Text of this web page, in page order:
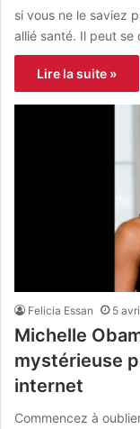
si vous ne le saviez
allié santé. Il peut se
Lire la suite »
Felicia Essan 5
Michelle
mystérieuse
internet
Commencez à